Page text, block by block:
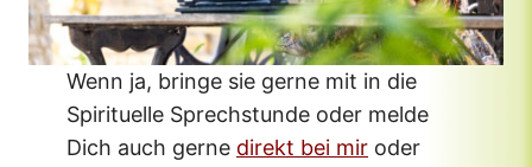
Wenn ja, bringe sie gerne mit in die
Spirituelle Sprechstunde oder melde
Dich auch gerne direkt bei mir oder